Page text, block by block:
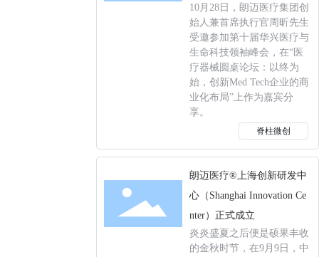
10月28日，朗迈医疗集团创
始人兼首席执行官周昕先生
受邀参加第十届华兴医疗与
生命科技领袖峰会，在“医
疗器械圆桌论坛：以终为
始，创新Med Tech企业的商
业化布局”上作为嘉宾分
享。
脊柱微创
朗迈医疗®上海创新研发中
心（Shanghai Innovation Ce
nter）正式成立
炎炎盛夏之后便是硕果丰收
的金秋时节，在9月9日，中